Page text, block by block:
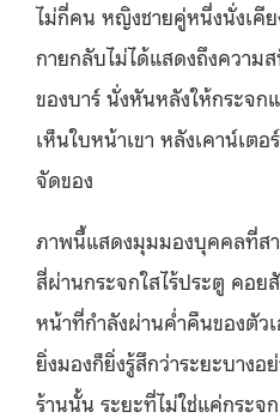
ไม่กี่คน หญิงชายคู่หนึ่งนั่งเคี
กายกลับไม่ได้แสดงถึงควา
ของบาร์ นั่งหันหลังให้กระจก
เห็นใบหน้าเขา หลังเคาน์เต
จัดของ
ภาพนี้แสดงมุมมองบุคคลที่สา
สี่ผ่านกระจกใสไร้ประตู คอย
หน้าที่กำลังผ่านค่ำคืนของตัวเ
ยิ่งมองก็ยิ่งรู้สึกว่าระยะบางอ
ร้านนั้น ระยะที่ไม่ใช่แค่กระจ